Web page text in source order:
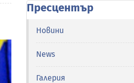
Пресцентър
Новини
News
Галерия